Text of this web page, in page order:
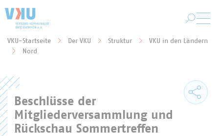
Sie befinden sich hier:
VKU-Startseite Der VKU Struktur
VKU in den Ländern
Nord
Beschlüsse der
Mitgliederversammlung und
Rückschau Sommertreffen